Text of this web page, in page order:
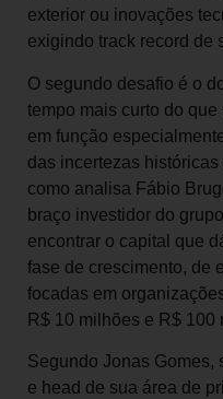
exterior ou inovações
exigindo track record de
O segundo desafio é o
tempo mais curto do
em função
das incertezas
como analisa Fábio
braço investidor do
encontrar o capital que
fase de crescimento, de
focadas em
R$ 10 milhões e R$ 100
Segundo Jonas Gomes,
e head de sua área de